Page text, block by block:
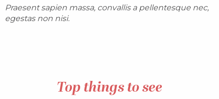
Praesent sapien massa, convallis a pellentesque nec,
egestas non nisi.
Top things to see